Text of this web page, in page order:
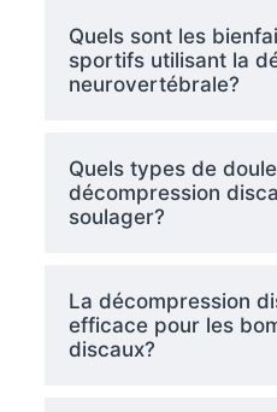
Quels sont les
sportifs utilisant la
neurovertébrale?
Quels types de
décompression
soulager?
La décompression
efficace pour les
discaux?